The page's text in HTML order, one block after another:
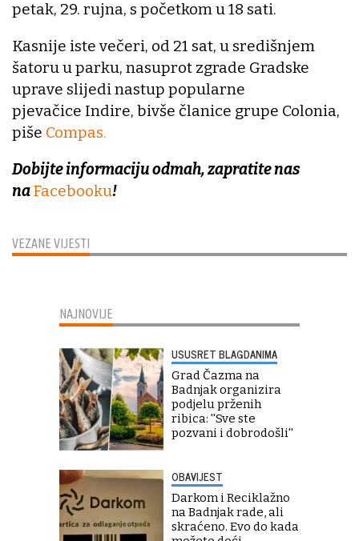
VEZANE VIJESTI
petak, 29. rujna, s početkom u 18 sati.
Kasnije iste večeri, od 21 sat, u središnjem
šatoru u parku, nasuprot zgrade Gradske
uprave slijedi nastup popularne
pjevačice Indire, bivše članice grupe Colonia,
piše Compas.
Dobijte informaciju odmah, zapratite nas
naFacebooku!
NAJNOVIJE
USUSRET BLAGDANIMA
Grad Čazma na
Badnjak organizira
podjelu prženih
ribica: ''Sve ste
pozvani i dobrodošli''
OBAVIJEST
Darkom i Reciklažno
na Badnjak rade, ali
skraćeno. Evo do kada